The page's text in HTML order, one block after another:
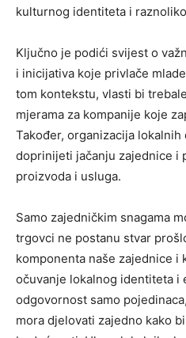
kulturnog identiteta i
Ključno je podići svijest o
i inicijativa koje privlače
tom kontekstu, vlasti bi
mjerama za kompanije koje
Također, organizacija lokalnih
doprinijeti jačanju zajednice i
proizvoda i usluga.
Samo zajedničkim snagama
trgovci ne postanu stvar
komponenta naše zajednice i
očuvanje lokalnog identiteta i
odgovornost samo
mora djelovati zajedno kako